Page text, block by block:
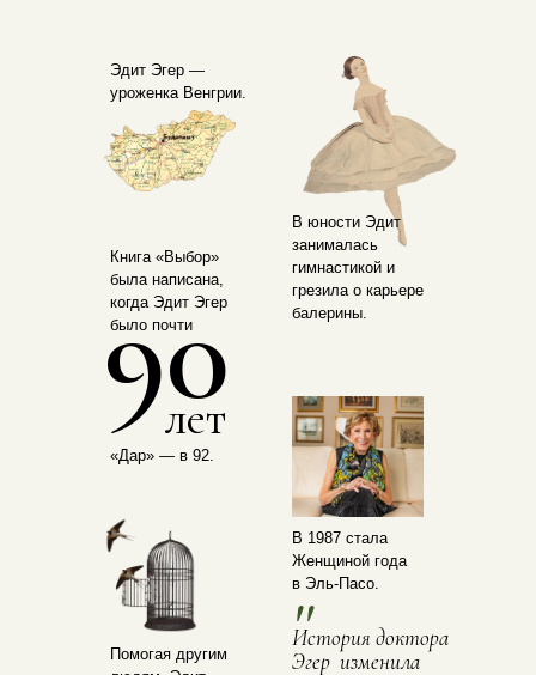
90
Книга «Выбор»
была написана,
когда Эдит Эгер
было почти
В юности Эдит
занималась
гимнастикой и
грезила о карьере
балерины.
Эдит Эгер —
уроженка Венгрии.
Помогая другим
лет
«Дар» — в 92.
В 1987 стала
Женщиной года
в Эль-Пасо.
История доктора
Эгер изменила
"